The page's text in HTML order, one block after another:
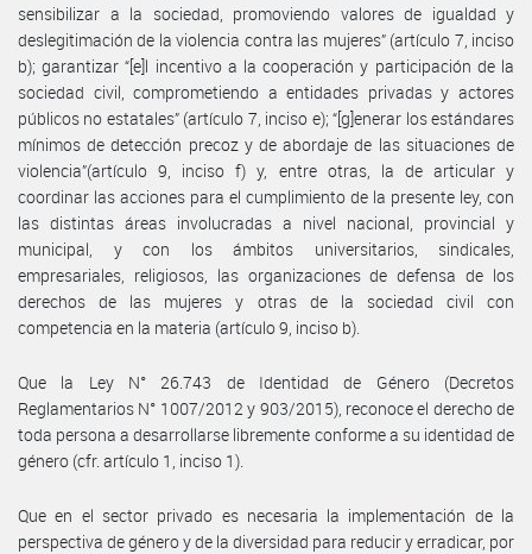
sensibilizar a la sociedad, promoviendo valores de igualdad y
deslegitimación de la violencia contra las mujeres” (artículo 7, inciso
b); garantizar “[e]l incentivo a la cooperación y participación de la
sociedad civil, comprometiendo a entidades privadas y actores
públicos no estatales” (artículo 7, inciso e); “[g]enerar los estándares
mínimos de detección precoz y de abordaje de las situaciones de
violencia”(artículo 9, inciso f) y, entre otras, la de articular y
coordinar las acciones para el cumplimiento de la presente ley, con
las distintas áreas involucradas a nivel nacional, provincial y
municipal, y con los ámbitos universitarios, sindicales,
empresariales, religiosos, las organizaciones de defensa de los
derechos de las mujeres y otras de la sociedad civil con
competencia en la materia (artículo 9, inciso b).
Que la Ley N° 26.743 de Identidad de Género (Decretos
Reglamentarios N° 1007/2012 y 903/2015), reconoce el derecho de
toda persona a desarrollarse libremente conforme a su identidad de
género (cfr. artículo 1, inciso 1).
Que en el sector privado es necesaria la implementación de la
perspectiva de género y de la diversidad para reducir y erradicar, por